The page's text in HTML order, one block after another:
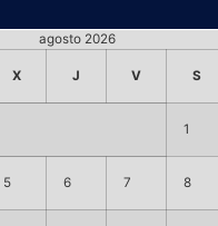
agosto 2026
X J V S
1
5 6 7 8